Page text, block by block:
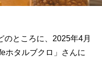
のところに、2025年4月
ホタルブクロ」さんに